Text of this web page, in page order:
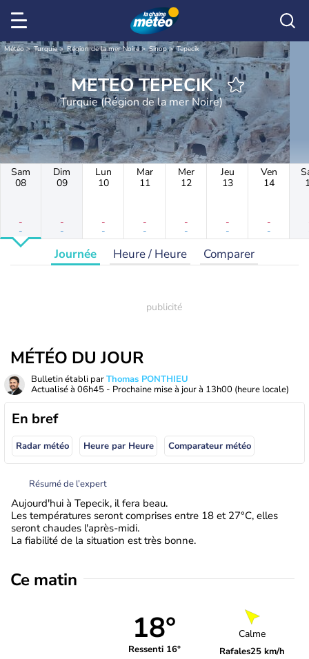
Météo Turquie Région de la mer Noire Sinop Tepecik
METEO TEPECIK
Turquie (Région de la mer Noire)
Sam
08
-
-
Dim
09
-
-
Lun
10
-
-
Mar
11
-
-
Mer
12
-
-
Jeu
13
-
-
Ven
14
-
-
Journée Heure / Heure Comparer
MÉTÉO DU JOUR
Bulletin établi parThomas PONTHIEU
Actualisé à 06h45 - Prochaine mise à jour à 13h00 (heure locale)
En bref
Radar météo Heure par Heure Comparateur météo
Résumé de l’expert
Aujourd'hui à Tepecik, il fera beau.
Les températures seront comprises entre 18 et 27°C, elles
seront chaudes l'après-midi.
La fiabilité de la situation est très bonne.
Ce matin
18°
Ressenti 16°
Calme
Rafales25 km/h